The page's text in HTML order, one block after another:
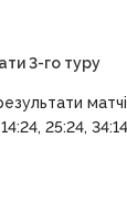
3-го туру
25:24,